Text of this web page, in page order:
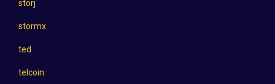
storj
stormx
ted
telcoin